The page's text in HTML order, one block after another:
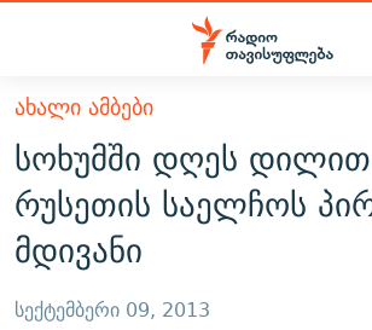
Accessibility
მთავარ
შინაარსზე
დაბრუნება
მთავარ
ნავიგაციაზე
დაბრუნება
ძიებაზე
ᲐᲮᲐᲚᲘ ᲐᲛᲑᲔᲑᲘ
ᲗᲔᲛᲔᲑᲘ
ᲞᲝᲚᲘᲢᲘᲙᲐ
ᲔᲙᲝᲜᲝᲛᲘᲙᲐ
ᲡᲐᲖᲝᲒᲐᲓᲝᲔᲑᲐ
ᲕᲘᲓᲔᲝ
ᲑᲚᲝᲒᲔᲑᲘ
ᲞᲝᲓᲙᲐᲡᲢᲔᲑᲘ
ᲐᲮᲐᲚᲘ ᲐᲛᲑᲔᲑᲘ
სოხუმში დღეს
რუსეთის საელჩოს
მდივანი
სექტემბერი 09, 2013